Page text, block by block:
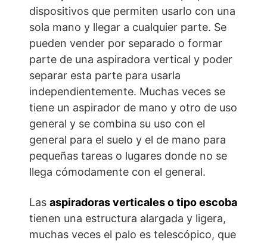
dispositivos que permiten usarlo con una
sola mano y llegar a cualquier parte. Se
pueden vender por separado o formar
parte de una aspiradora vertical y poder
separar esta parte para usarla
independientemente. Muchas veces se
tiene un aspirador de mano y otro de uso
general y se combina su uso con el
general para el suelo y el de mano para
pequeñas tareas o lugares donde no se
llega cómodamente con el general.
Lasaspiradoras verticales o tipo escoba
tienen una estructura alargada y ligera,
muchas veces el palo es telescópico, que